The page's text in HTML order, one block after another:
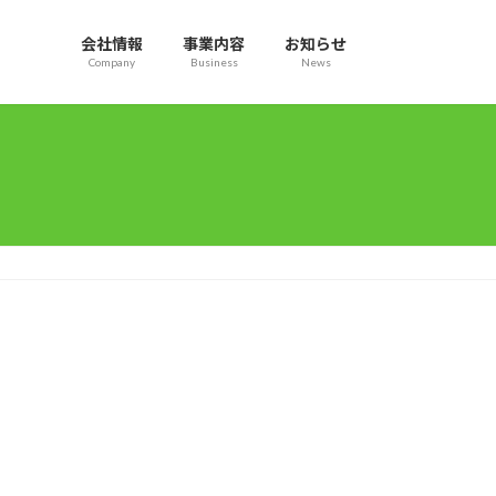
会社情報
Company
事業内容
Business
お知らせ
News